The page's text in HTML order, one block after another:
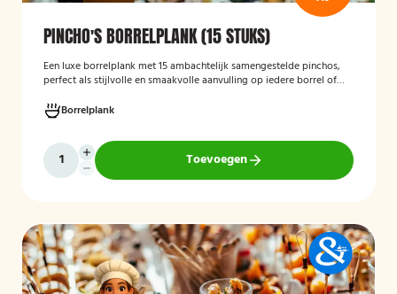
PINCHO'S BORRELPLANK (15 STUKS)
Een luxe borrelplank met 15 ambachtelijk samengestelde pinchos,
perfect als stijlvolle en smaakvolle aanvulling op iedere borrel of
Borrelplank
Toevoegen